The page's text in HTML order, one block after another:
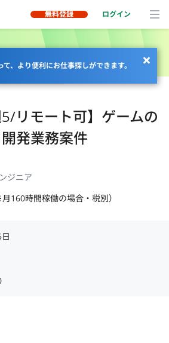
無料登録 ログイン
、より便利にお仕事探しができます。
5/リモート可】ゲームの
発業務案件
ジニア
160時間稼働の場合・税別）